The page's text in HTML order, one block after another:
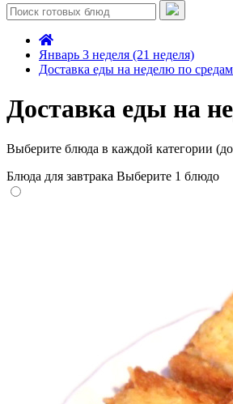
Январь 3 неделя (21 неделя)
Доставка еды на неделю по
Доставка еды на
Выберите блюда в каждой категории
Блюда для завтрака Выберите 1 блюдо